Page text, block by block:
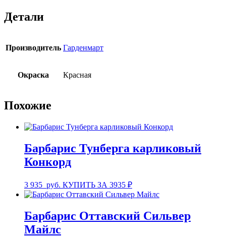
Детали
Производитель Гарденмарт
Окраска Красная
Похожие
Барбарис Тунберга карликовый
Конкорд
3 935 руб. КУПИТЬ ЗА 3935 ₽
Барбарис Оттавский Сильвер
Майлс